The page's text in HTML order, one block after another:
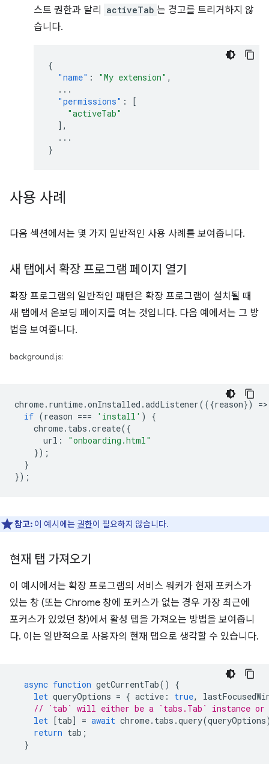
스트 권한과 달리
activeTab 는 경고를 트리거하지 않
습니다.
{
"name" : "My extension" ,
...
"permissions" :
[
"activeTab"
],
...
}
사용 사례
다음 섹션에서는 몇 가지 일반적인 사용 사례를 보여줍니다.
새 탭에서 확장 프로그램 페이지 열기
확장 프로그램의 일반적인 패턴은 확장 프로그램이 설치될 때
새 탭에서 온보딩 페이지를 여는 것입니다. 다음 예에서는 그 방
법을 보여줍니다.
background.js:
chrome. runtime.onInstalled .addListener(({reason}) =>
if (reason === 'install' )
{
chrome. tabs .create({
url :
"onboarding.html"
});
}
});
참고: 이 예시에는 권한이 필요하지 않습니다.
현재 탭 가져오기
이 예시에서는 확장 프로그램의 서비스 워커가 현재 포커스가
있는 창 (또는 Chrome 창에 포커스가 없는 경우 가장 최근에
포커스가 있었던 창)에서 활성 탭을 가져오는 방법을 보여줍니
다. 이는 일반적으로 사용자의 현재 탭으로 생각할 수 있습니다.
async function getCurrentTab()
{
let queryOptions = { active : true,
// `tab` will either be a `tabs.Tab` instance or
let [tab] = await chrome. tabs .query(queryOptions
return tab ;
}